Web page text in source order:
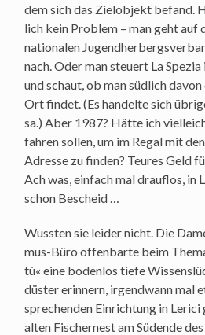
dem sich das Ziel­ob­jekt befand.
lich kein Pro­blem – man geht
na­tio­na­len
nach. Oder man steu­ert La
und schaut, ob man süd­lich
Ort fin­det. (Es han­del­te sich
sa.) Aber 1987? Hät­te ich
fah­ren sol­len, um im Regal mit
Adres­se zu fin­den? Teu­res Geld
Ach was, ein­fach mal drauf­los, in
schon Bescheid …
Wuss­ten sie lei­der nicht. Die
mus-Büro offen­bar­te beim
tù« eine boden­los tie­fe
düs­ter erin­nern, irgend­wann mal
spre­chen­den Ein­rich­tung in Leri­ci
alten Fischer­nest am Süd­ende